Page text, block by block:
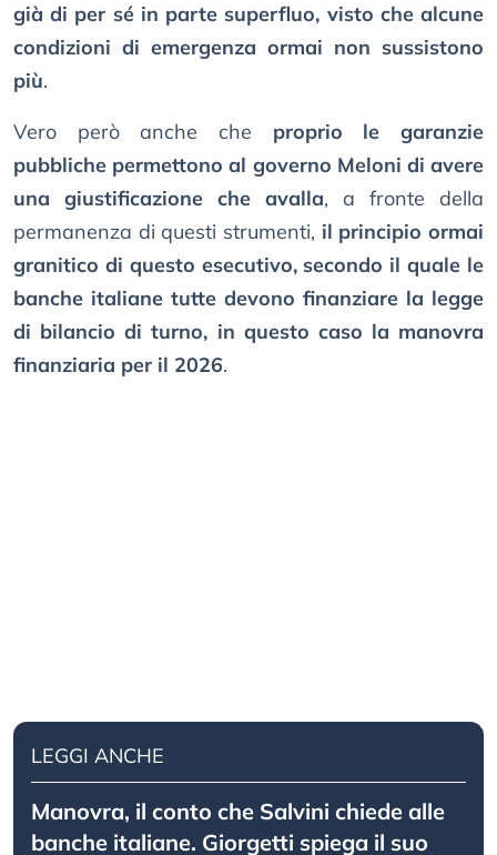
già di per sé in parte superfluo, visto che alcune
condizioni di emergenza ormai non sussistono
più.
Vero però anche che proprio le garanzie
pubbliche permettono al governo Meloni di avere
una giustificazione che avalla, a fronte della
permanenza di questi strumenti, il principio ormai
granitico di questo esecutivo, secondo il quale le
banche italiane tutte devono finanziare la legge
di bilancio di turno, in questo caso la manovra
finanziaria per il 2026.
LEGGI ANCHE
Manovra, il conto che Salvini chiede alle
banche italiane. Giorgetti spiega il suo